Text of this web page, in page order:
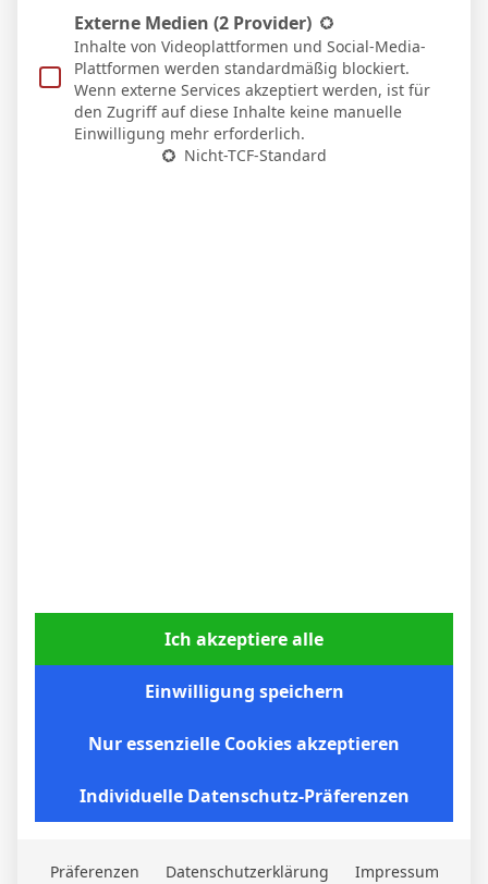
Nico Schlotterbeck nach dem Sieg in Stuttgart:
Externe Medien (2 Provider)
Inhalte von Videoplattformen und Social-Media-
Plattformen werden standardmäßig blockiert.
Wenn externe Services akzeptiert werden, ist für
den Zugriff auf diese Inhalte keine manuelle
Einwilligung mehr erforderlich.
Nicht-TCF-Standard
Ich akzeptiere alle
Einwilligung speichern
Nur essenzielle Cookies akzeptieren
Individuelle Datenschutz-Präferenzen
Präferenzen Datenschutzerklärung Impressum